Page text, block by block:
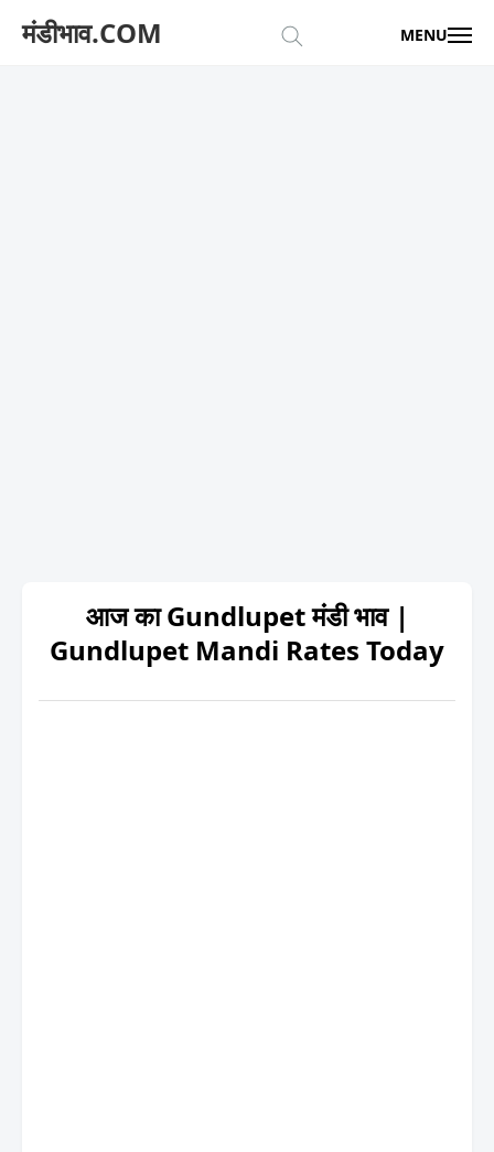
मंडीभाव.COM MENU
आज का Gundlupet मंडी भाव |
Gundlupet Mandi Rates Today